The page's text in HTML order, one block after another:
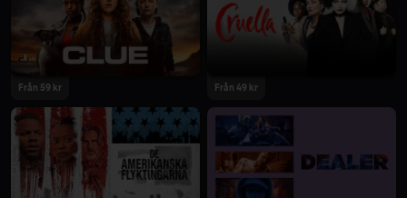
2021 2021
2021
Från 59 kr
2021
Från 49 kr